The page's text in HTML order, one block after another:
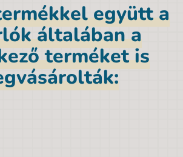
együtt a
általában a
terméket is